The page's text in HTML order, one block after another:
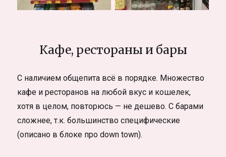
Кафе, рестораны и бары
С наличием общепита всё в порядке. Множество
кафе и ресторанов на любой вкус и кошелек,
хотя в целом, повторюсь — не дешево. С барами
сложнее, т.к. большинство специфические
(описано в блоке про down town).